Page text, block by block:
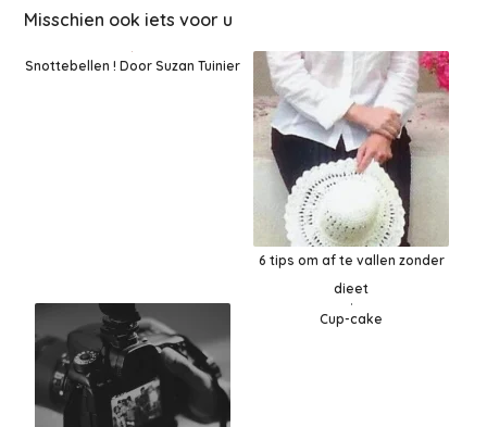
Misschien ook iets voor u
Snottebellen ! Door Suzan Tuinier
6 tips om af te vallen zonder
dieet
Cup-cake